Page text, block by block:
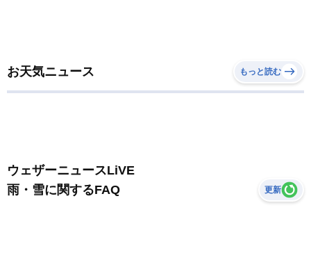
お天気ニュース もっと読む
ウェザーニュースLiVE
雨・雪に関するFAQ
更新